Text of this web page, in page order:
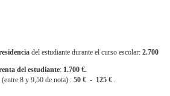
del estudiante durante el curso escolar: 2.700
del estudiante: 1.700 €.
(entre 8 y 9,50 de nota) : 50 € - 125 €